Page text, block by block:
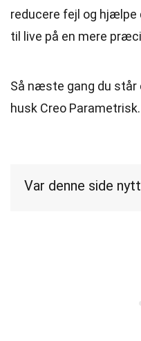
reducere fejl og hjælpe
til live på en mere
Så næste gang du står
husk Creo Parametrisk.
Var denne side